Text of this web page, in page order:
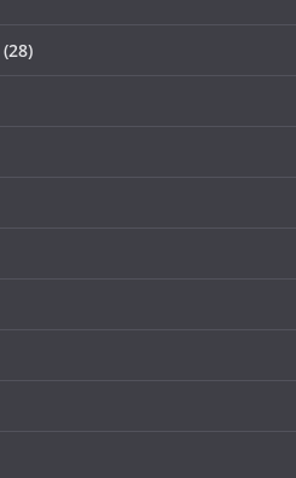
(28)